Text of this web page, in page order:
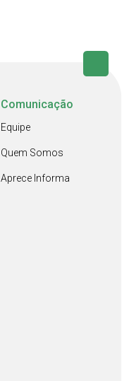
Comunicação
Equipe
Quem Somos
Aprece Informa